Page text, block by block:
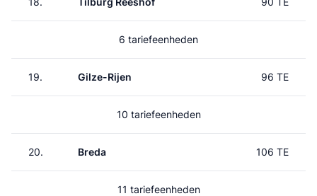
6 tariefeenheden
19. Gilze-Rijen 96 TE
10 tariefeenheden
20. Breda 106 TE
11 tariefeenheden